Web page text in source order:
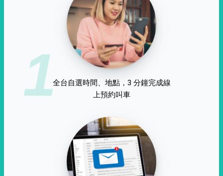
1全台自選時間、地點，3 分鐘完成線
上預約叫車